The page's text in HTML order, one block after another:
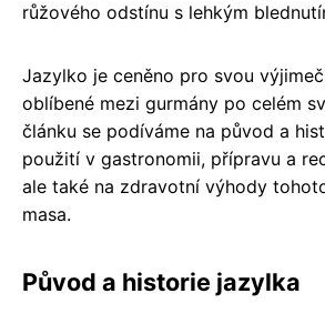
růžového odstínu s lehkým
Jazylko je ceněno pro svou
oblíbené mezi gurmány po celém
článku se podíváme na původ a
použití v gastronomii, přípravu a
ale také na zdravotní výhody
masa.
Původ a historie jazylka